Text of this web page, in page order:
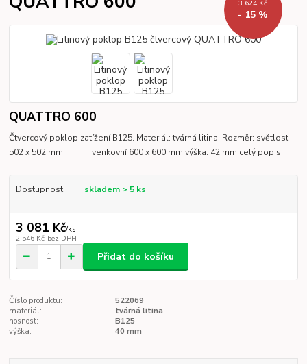
3 624 Kč
- 15 %
QUATTRO 600
Čtvercový poklop zatížení B125. Materiál: tvárná litina. Rozměr: světlost
502 x 502 mm venkovní 600 x 600 mm výška: 42 mm celý popis
Dostupnost skladem > 5 ks
3 081 Kč/ks
2 546 Kč bez DPH
Přidat do košíku
Číslo produktu:
522069
materiál:
tvárná litina
nosnost:
B125
výška:
40 mm